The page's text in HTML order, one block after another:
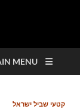
MENU
קטעי שביל ישראל